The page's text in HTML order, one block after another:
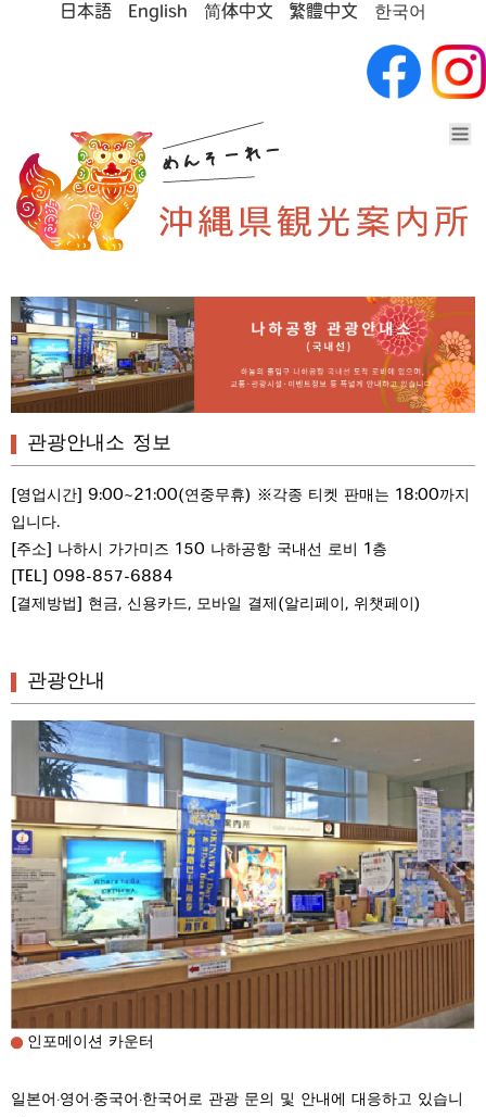
日本語 English 简体中文 繁體中文 한국어
관광안내소 정보
[영업시간] 9:00∼21:00(연중무휴) ※각종 티켓 판매는 18:00까지
입니다.
[주소] 나하시 가가미즈 150 나하공항 국내선 로비 1층
[TEL] 098-857-6884
[결제방법] 현금, 신용카드, 모바일 결제(알리페이, 위챗페이)
관광안내
인포메이션 카운터
일본어·영어·중국어·한국어로 관광 문의 및 안내에 대응하고 있습니